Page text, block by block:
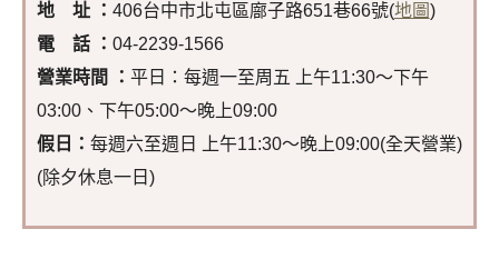
地 址 ： 406台中市北屯區廍子路651巷66號(地圖)
電 話 ： 04-2239-1566
營業時間 ： 平日：每週一至周五 上午11:30～下午
03:00、下午05:00～晚上09:00
假日： 每週六至週日 上午11:30～晚上09:00(全天營業)
(除夕休息一日)